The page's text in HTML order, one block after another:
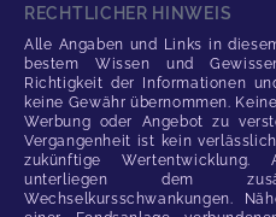
RECHTLICHER HINWEIS
Alle Angaben und Links in
bestem Wissen und
Richtigkeit der Informationen
keine Gewähr übernommen.
Werbung oder Angebot zu
Vergangenheit ist kein
zukünftige Wertentwicklung.
unterliegen dem
Wechselkursschwankungen.